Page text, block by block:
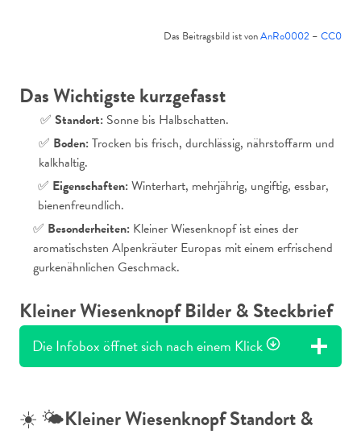
Das Beitragsbild ist vonAnRo0002 – CC0
Das Wichtigste kurzgefasst
✅ Standort: Sonne bis Halbschatten.
✅ Boden: Trocken bis frisch, durchlässig, nährstoffarm und
kalkhaltig.
✅ Eigenschaften: Winterhart, mehrjährig, ungiftig, essbar,
bienenfreundlich.
✅ Besonderheiten: Kleiner Wiesenknopf ist eines der
aromatischsten Alpenkräuter Europas mit einem erfrischend
gurkenähnlichen Geschmack.
Kleiner Wiesenknopf Bilder & Steckbrief
Die Infobox öffnet sich nach einem Klick
☀️ 🌤️Kleiner Wiesenknopf Standort &